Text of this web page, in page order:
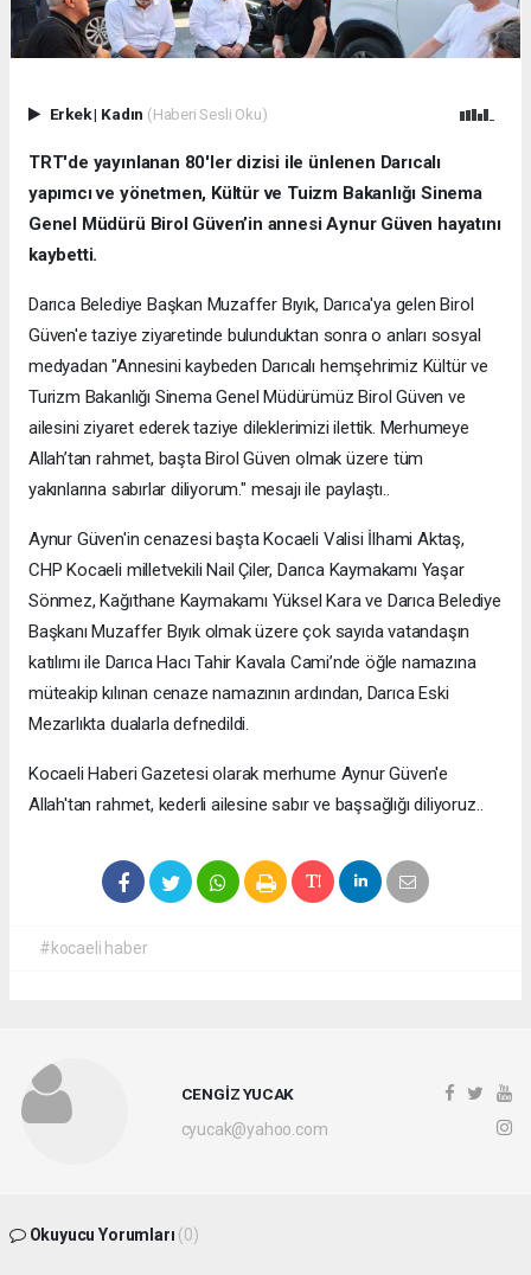
Erkek| Kadın (Haberi Sesli Oku)
TRT'de yayınlanan 80'ler dizisi ile ünlenen Darıcalı
yapımcı ve yönetmen, Kültür ve Tuizm Bakanlığı Sinema
Genel Müdürü Birol Güven’in annesi Aynur Güven hayatını
kaybetti.
Darıca Belediye Başkan Muzaffer Bıyık, Darıca'ya gelen Birol
Güven'e taziye ziyaretinde bulunduktan sonra o anları sosyal
medyadan "Annesini kaybeden Darıcalı hemşehrimiz Kültür ve
Turizm Bakanlığı Sinema Genel Müdürümüz Birol Güven ve
ailesini ziyaret ederek taziye dileklerimizi ilettik. Merhumeye
Allah’tan rahmet, başta Birol Güven olmak üzere tüm
yakınlarına sabırlar diliyorum." mesajı ile paylaştı..
Aynur Güven'in cenazesi başta Kocaeli Valisi İlhami Aktaş,
CHP Kocaeli milletvekili Nail Çiler, Darıca Kaymakamı Yaşar
Sönmez, Kağıthane Kaymakamı Yüksel Kara ve Darıca Belediye
Başkanı Muzaffer Bıyık olmak üzere çok sayıda vatandaşın
katılımı ile Darıca Hacı Tahir Kavala Cami’nde öğle namazına
müteakip kılınan cenaze namazının ardından, Darıca Eski
Mezarlıkta dualarla defnedildi.
Kocaeli Haberi Gazetesi olarak merhume Aynur Güven'e
Allah'tan rahmet, kederli ailesine sabır ve başsağlığı diliyoruz..
#kocaeli haber
CENGİZ YUCAK
cyucak@yahoo.com
Okuyucu Yorumları (0)